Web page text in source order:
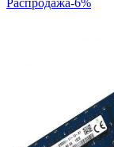
Распродажа-6%